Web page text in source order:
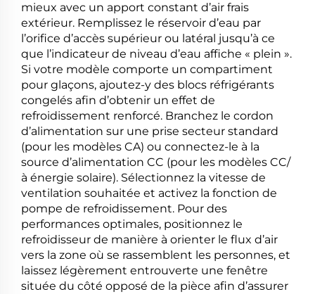
mieux avec un apport constant d’air frais
extérieur. Remplissez le réservoir d’eau par
l’orifice d’accès supérieur ou latéral jusqu’à ce
que l’indicateur de niveau d’eau affiche « plein ».
Si votre modèle comporte un compartiment
pour glaçons, ajoutez-y des blocs réfrigérants
congelés afin d’obtenir un effet de
refroidissement renforcé. Branchez le cordon
d’alimentation sur une prise secteur standard
(pour les modèles CA) ou connectez-le à la
source d’alimentation CC (pour les modèles CC/
à énergie solaire). Sélectionnez la vitesse de
ventilation souhaitée et activez la fonction de
pompe de refroidissement. Pour des
performances optimales, positionnez le
refroidisseur de manière à orienter le flux d’air
vers la zone où se rassemblent les personnes, et
laissez légèrement entrouverte une fenêtre
située du côté opposé de la pièce afin d’assurer